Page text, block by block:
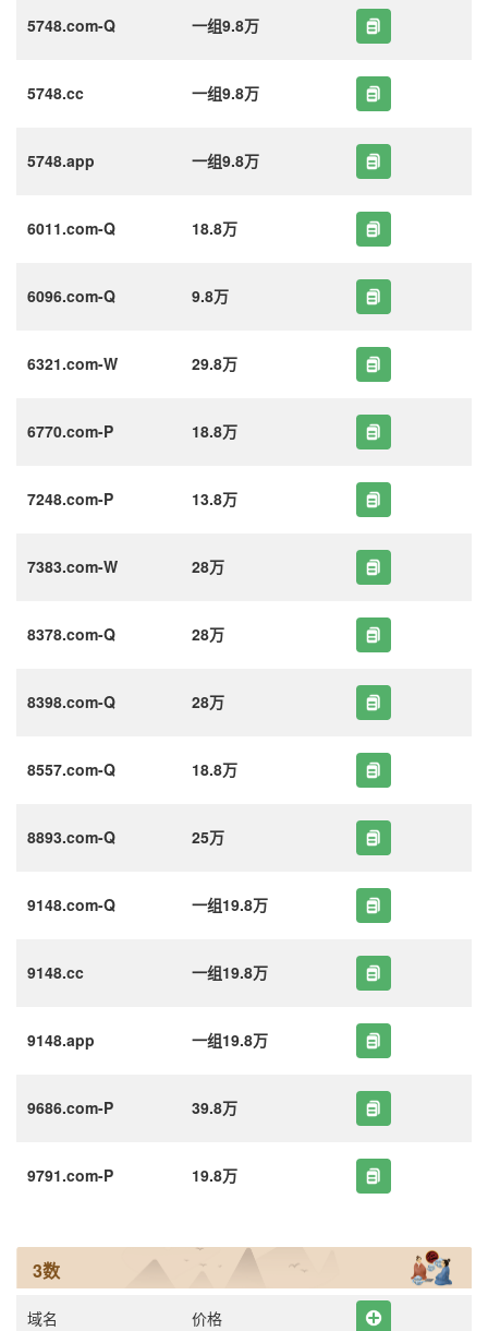
5748.com-Q 一组9.8万
5748.cc 一组9.8万
5748.app 一组9.8万
6011.com-Q 18.8万
6096.com-Q 9.8万
6321.com-W 29.8万
6770.com-P 18.8万
7248.com-P 13.8万
7383.com-W 28万
8378.com-Q 28万
8398.com-Q 28万
8557.com-Q 18.8万
8893.com-Q 25万
9148.com-Q 一组19.8万
9148.cc 一组19.8万
9148.app 一组19.8万
9686.com-P 39.8万
9791.com-P 19.8万
3数
域名 价格